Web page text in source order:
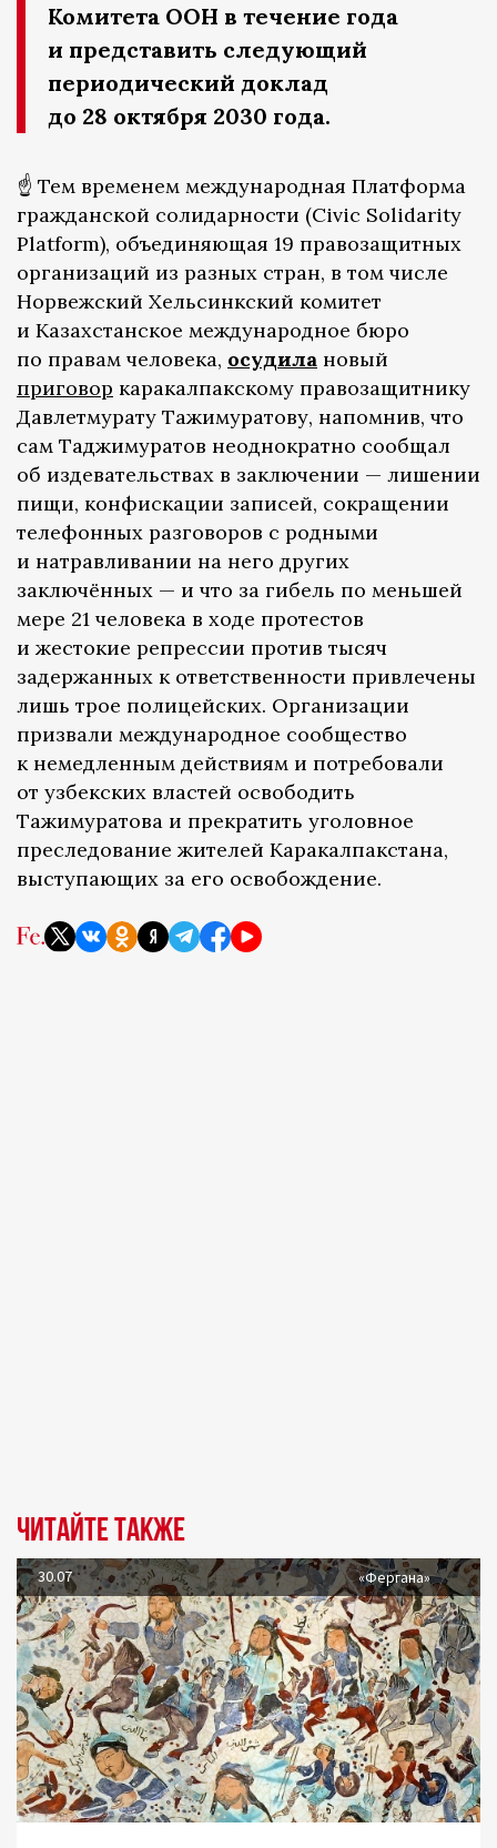
Комитета ООН в течение года
и представить следующий
периодический доклад
до 28 октября 2030 года.
☝️ Тем временем международная Платформа
гражданской солидарности (Civic Solidarity
Platform), объединяющая 19 правозащитных
организаций из разных стран, в том числе
Норвежский Хельсинкский комитет
и Казахстанское международное бюро
по правам человека, осудила новый
приговор каракалпакскому правозащитнику
Давлетмурату Тажимуратову, напомнив, что
сам Таджимуратов неоднократно сообщал
об издевательствах в заключении — лишении
пищи, конфискации записей, сокращении
телефонных разговоров с родными
и натравливании на него других
заключённых — и что за гибель по меньшей
мере 21 человека в ходе протестов
и жестокие репрессии против тысяч
задержанных к ответственности привлечены
лишь трое полицейских. Организации
призвали международное сообщество
к немедленным действиям и потребовали
от узбекских властей освободить
Тажимуратова и прекратить уголовное
преследование жителей Каракалпакстана,
выступающих за его освобождение.
Читайте также
30.07 «Фергана»